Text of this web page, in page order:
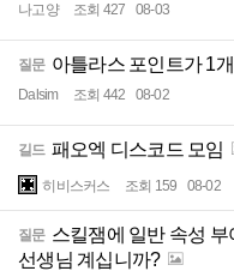
나고양 조회 427 08-03
질문 아틀라스 포인트가 1
Dalsim 조회 442 08-02
길드 패오엑 디스코드 모임
히비스커스 조회 159 08-02
질문 스킬잼에 일반 속성
선생님 계십니까?